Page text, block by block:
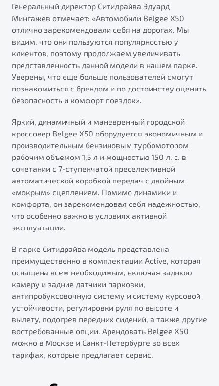
X70
от 2 499 990 ₽*
Обзор В наличии
Автомобили в наличии
Тест-драйв
Автокредит
Спецпредложения
Будьте еще более уверены на дорогах с программой
"Помощь на дорогах"
Преимущества программы
Запись на сервис
Калькулятор ТО
Генеральный директор Ситидрайва Эдуард
Мингажев отмечает: «Автомобили Belgee X50
отлично зарекомендовали себя на дорогах. Мы
видим, что они пользуются популярностью у
клиентов, поэтому продолжаем увеличивать
представленность данной модели в нашем парке.
Уверены, что еще больше пользователей смогут
познакомиться с брендом и по достоинству оценить
безопасность и комфорт поездок».
Яркий, динамичный и маневренный городской
кроссовер Belgee X50 оборудуется экономичным и
производительным бензиновым турбомотором
рабочим объемом 1,5 л и мощностью 150 л. с. в
сочетании с 7-ступенчатой преселективной
автоматической коробкой передач с двойным
«мокрым» сцеплением. Помимо динамики и
комфорта, он зарекомендовал себя надежностью,
что особенно важно в условиях активной
эксплуатации.
В парке Ситидрайва модель представлена
преимущественно в комплектации Active, которая
оснащена всем необходимым, включая заднюю
камеру и задние датчики парковки,
антипробуксовочную систему и систему курсовой
устойчивости, регулировки руля по высоте и
вылету, подогрев передних сидений, а также другие
востребованные опции. Арендовать Belgee X50
можно в Москве и Санкт-Петербурге во всех
тарифах, которые предлагает сервис.